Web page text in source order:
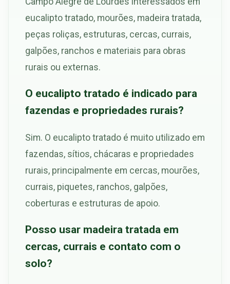
eucalipto tratado, mourões, madeira tratada,
peças roliças, estruturas, cercas, currais,
galpões, ranchos e materiais para obras
rurais ou externas.
O eucalipto tratado é indicado para
fazendas e propriedades rurais?
Sim. O eucalipto tratado é muito utilizado em
fazendas, sítios, chácaras e propriedades
rurais, principalmente em cercas, mourões,
currais, piquetes, ranchos, galpões,
coberturas e estruturas de apoio.
Posso usar madeira tratada em
cercas, currais e contato com o
solo?